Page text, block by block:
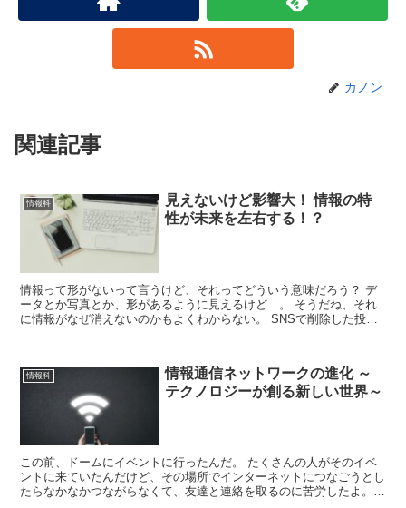
カノン
関連記事
情報科
見えないけど影響大！ 情報の特
性が未来を左右する！？
情報って形がないって言うけど、それってどういう意味だろう？ デ
ータとか写真とか、形があるように見えるけど…。 そうだね、それ
に情報がなぜ消えないのかもよくわからない。 SNSで削除した投稿
情報科
情報通信ネットワークの進化 ～
テクノロジーが創る新しい世界～
この前、ドームにイベントに行ったんだ。 たくさんの人がそのイベ
ントに来ていたんだけど、その場所でインターネットにつなごうとし
たらなかなかつながらなくて、友達と連絡を取るのに苦労したよ。